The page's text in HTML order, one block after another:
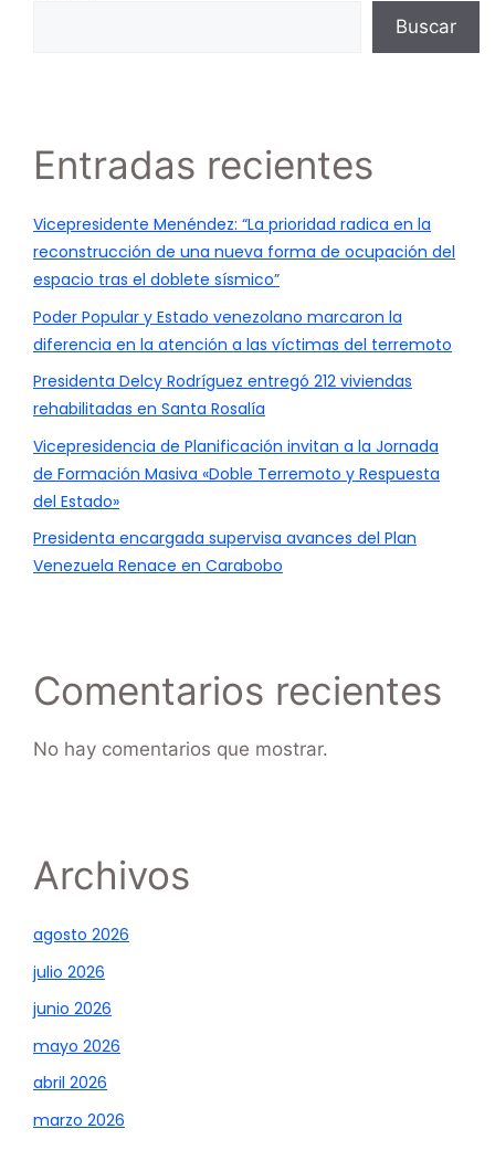
Buscar
Entradas recientes
Vicepresidente Menéndez: “La prioridad radica en la
reconstrucción de una nueva forma de ocupación del
espacio tras el doblete sísmico”
Poder Popular y Estado venezolano marcaron la
diferencia en la atención a las víctimas del terremoto
Presidenta Delcy Rodríguez entregó 212 viviendas
rehabilitadas en Santa Rosalía
Vicepresidencia de Planificación invitan a la Jornada
de Formación Masiva «Doble Terremoto y Respuesta
del Estado»
Presidenta encargada supervisa avances del Plan
Venezuela Renace en Carabobo
Comentarios recientes
No hay comentarios que mostrar.
Archivos
agosto 2026
julio 2026
junio 2026
mayo 2026
abril 2026
marzo 2026